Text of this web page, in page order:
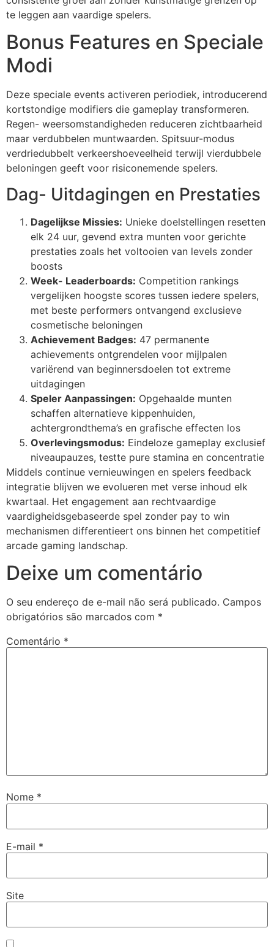
te leggen aan vaardige spelers.
Bonus Features en Speciale
Modi
Deze speciale events activeren periodiek, introducerend
kortstondige modifiers die gameplay transformeren.
Regen- weersomstandigheden reduceren zichtbaarheid
maar verdubbelen muntwaarden. Spitsuur-modus
verdriedubbelt verkeershoeveelheid terwijl vierdubbele
beloningen geeft voor risiconemende spelers.
Dag- Uitdagingen en Prestaties
Dagelijkse Missies: Unieke doelstellingen resetten
elk 24 uur, gevend extra munten voor gerichte
prestaties zoals het voltooien van levels zonder
boosts
Week- Leaderboards: Competition rankings
vergelijken hoogste scores tussen iedere spelers,
met beste performers ontvangend exclusieve
cosmetische beloningen
Achievement Badges: 47 permanente
achievements ontgrendelen voor mijlpalen
variërend van beginnersdoelen tot extreme
uitdagingen
Speler Aanpassingen: Opgehaalde munten
schaffen alternatieve kippenhuiden,
achtergrondthema’s en grafische effecten los
Overlevingsmodus: Eindeloze gameplay exclusief
niveaupauzes, testte pure stamina en concentratie
Middels continue vernieuwingen en spelers feedback
integratie blijven we evolueren met verse inhoud elk
kwartaal. Het engagement aan rechtvaardige
vaardigheidsgebaseerde spel zonder pay to win
mechanismen differentieert ons binnen het competitief
arcade gaming landschap.
Deixe um comentário
O seu endereço de e-mail não será publicado. Campos
obrigatórios são marcados com *
Comentário *
Nome *
E-mail *
Site